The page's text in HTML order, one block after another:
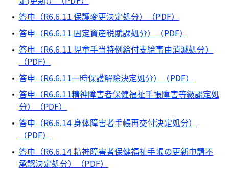
答申（R6.6.11 保護変更決定処分）（PDF）
答申（R6.6.11 固定資産税賦課処分）（PDF）
答申（R6.6.11 児童手当特例給付支給事由消滅処分）
（PDF）
答申（R6.6.11一時保護解除決定処分）（PDF）
答申（R6.6.11精神障害者保健福祉手帳障害等級認定処
分）（PDF）
答申（R6.6.14 身体障害者手帳再交付決定処分）
（PDF）
答申（R6.6.14 精神障害者保健福祉手帳の更新申請不
承認決定処分）（PDF）